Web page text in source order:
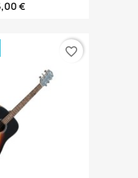
€
favorite_border